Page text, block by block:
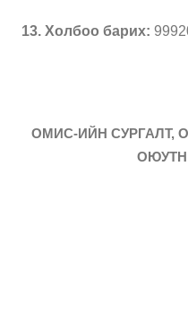
13. Холбоо барих:
ОМИС-ИЙН СУРГАЛТ,